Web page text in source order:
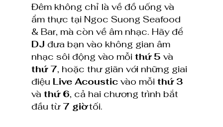
Đêm không chỉ là về đồ uống và
ẩm thực tại Ngoc Suong Seafood
& Bar, mà còn về âm nhạc. Hãy để
DJ đưa bạn vào không gian âm
nhạc sôi động vào mỗi thứ 5 và
thứ 7, hoặc thư giãn với những giai
điệu Live Acoustic vào mỗi thứ 3
và thứ 6, cả hai chương trình bắt
đầu từ 7 giờ tối.